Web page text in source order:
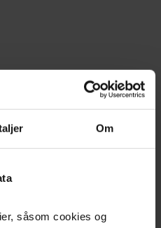
Om
såsom cookies og